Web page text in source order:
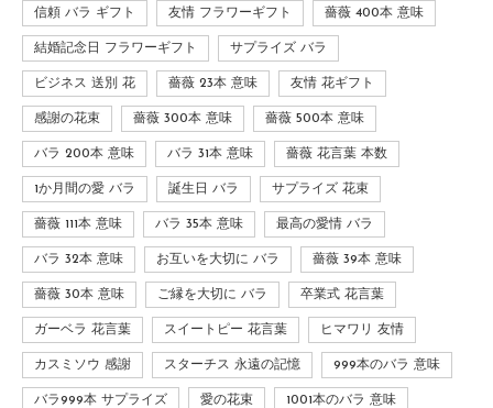
信頼 バラ ギフト 友情 フラワーギフト 薔薇 400本 意味
結婚記念日 フラワーギフト サプライズ バラ
ビジネス 送別 花 薔薇 23本 意味 友情 花ギフト
感謝の花束 薔薇 300本 意味 薔薇 500本 意味
バラ 200本 意味 バラ 31本 意味 薔薇 花言葉 本数
1か月間の愛 バラ 誕生日 バラ サプライズ 花束
薔薇 111本 意味 バラ 35本 意味 最高の愛情 バラ
バラ 32本 意味 お互いを大切に バラ 薔薇 39本 意味
薔薇 30本 意味 ご縁を大切に バラ 卒業式 花言葉
ガーベラ 花言葉 スイートピー 花言葉 ヒマワリ 友情
カスミソウ 感謝 スターチス 永遠の記憶 999本のバラ 意味
バラ999本 サプライズ 愛の花束 1001本のバラ 意味